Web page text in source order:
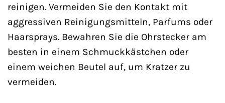
reinigen. Vermeiden Sie den Kontakt mit
aggressiven Reinigungsmitteln, Parfums oder
Haarsprays. Bewahren Sie die Ohrstecker am
besten in einem Schmuckkästchen oder
einem weichen Beutel auf, um Kratzer zu
vermeiden.